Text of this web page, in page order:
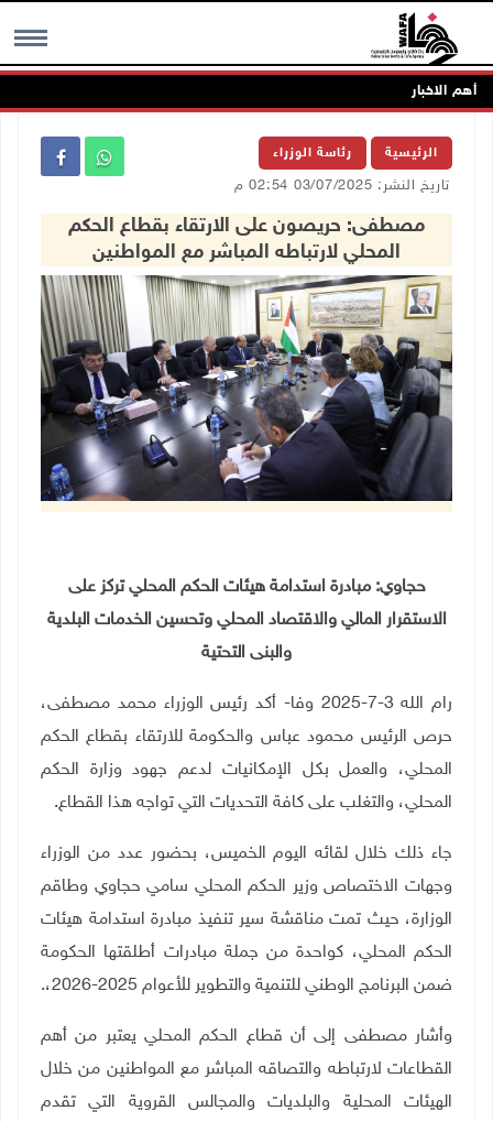
MENU أهم الاخبار
الرئيسية رئاسة الوزراء
تاريخ النشر: 03/07/2025 02:54 م
مصطفى: حريصون على الارتقاء بقطاع الحكم
المحلي لارتباطه المباشر مع المواطنين
حجاوي: مبادرة استدامة هيئات الحكم المحلي تركز على
الاستقرار المالي والاقتصاد المحلي وتحسين الخدمات البلدية
والبنى التحتية
رام الله 3-7-2025 وفا- أكد رئيس الوزراء محمد مصطفى،
حرص الرئيس محمود عباس والحكومة للارتقاء بقطاع الحكم
المحلي، والعمل بكل الإمكانيات لدعم جهود وزارة الحكم
المحلي، والتغلب على كافة التحديات التي تواجه هذا القطاع.
جاء ذلك خلال لقائه اليوم الخميس، بحضور عدد من الوزراء
وجهات الاختصاص وزير الحكم المحلي سامي حجاوي وطاقم
الوزارة، حيث تمت مناقشة سير تنفيذ مبادرة استدامة هيئات
الحكم المحلي، كواحدة من جملة مبادرات أطلقتها الحكومة
ضمن البرنامج الوطني للتنمية والتطوير للأعوام 2025-2026،
.
وأشار مصطفى إلى أن قطاع الحكم المحلي يعتبر من أهم
القطاعات لارتباطه والتصاقه المباشر مع المواطنين من خلال
الهيئات المحلية والبلديات والمجالس القروية التي تقدم